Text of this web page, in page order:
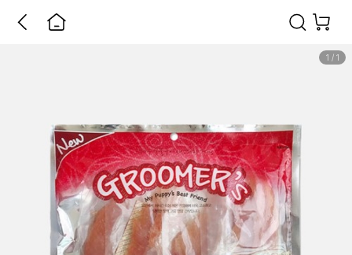
1 / 1